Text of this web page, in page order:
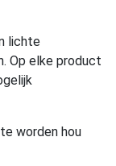
lichte
Op elke product
worden hou